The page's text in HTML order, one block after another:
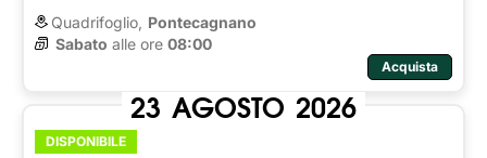
Quadrifoglio, Pontecagnano
Sabato alle ore 08:00
Acquista
23 AGOSTO 2026
DISPONIBILE